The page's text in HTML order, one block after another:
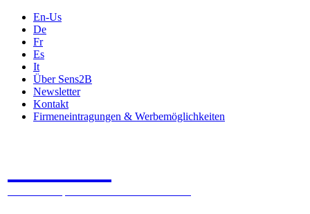
En-Us
De
Fr
Es
It
Über Sens2B
Newsletter
Kontakt
Firmeneintragungen & Werbemöglichkeiten